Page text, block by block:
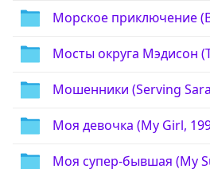
Морское приключение
Мосты округа Мэдисон
Мошенники (Serving
Моя девочка (My Girl,
Моя супер-бывшая (My